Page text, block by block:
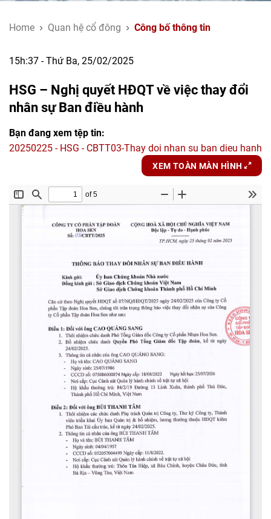
Home Quan hệ cổ đông Công bố thông tin
15h:37 - Thứ Ba, 25/02/2025
HSG – Nghị quyết HĐQT về việc thay đổi
nhân sự Ban điều hành
Bạn đang xem tệp tin:
20250225 - HSG - CBTT03-Thay doi nhan su ban dieu hanh
XEM TOÀN MÀN HÌNH